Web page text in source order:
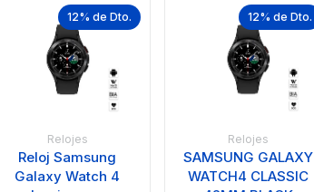
12% de Dto.
Relojes
Reloj Samsung
Galaxy Watch 4
12% de Dto.
Relojes
SAMSUNG GALAXY
WATCH4 CLASSIC